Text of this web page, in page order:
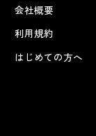
会社概要
利用規約
はじめての方へ